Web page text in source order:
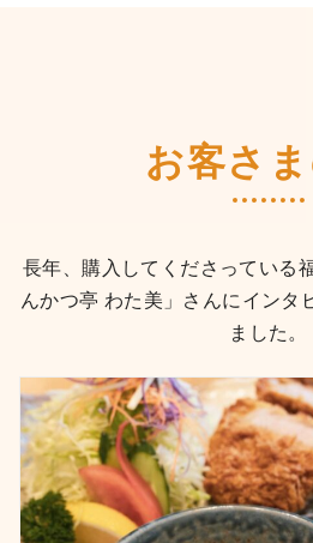
お客さ
長年、購入してくださっている
んかつ亭 わた美」さんにインタ
ました。